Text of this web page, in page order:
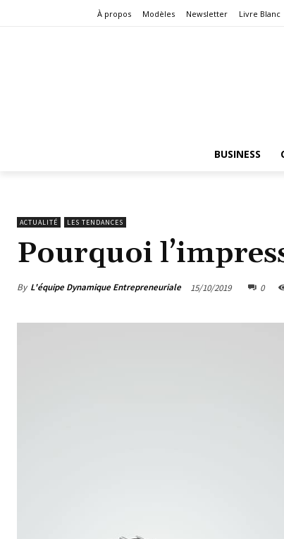
À propos Modèles Newsletter Livre Blanc
BUSINESS
ACTUALITÉ LES TENDANCES
Pourquoi
By L'équipe Dynamique Entrepreneuriale 15/10/2019 0